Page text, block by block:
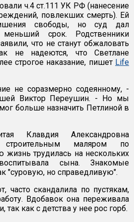
ч.4 ст.111 УК РФ (нанесение
повлекших смерть). Ей
свободы, но суд дал
срок. Родственники
что не станут обжаловать
не надеются, что Светлане
строгое наказание, пишет Life
не соразмерно содеянному, -
Виктор Переушин. - Но мы
больше назначить Петлиной в
Клавдия Александровна
маляром по
трудилась на нескольких
сына. Знакомые
"суровую, но справедливую".
часто скандалила по пустякам,
Вдобавок она переживала
так как с детства у нее рос горб.